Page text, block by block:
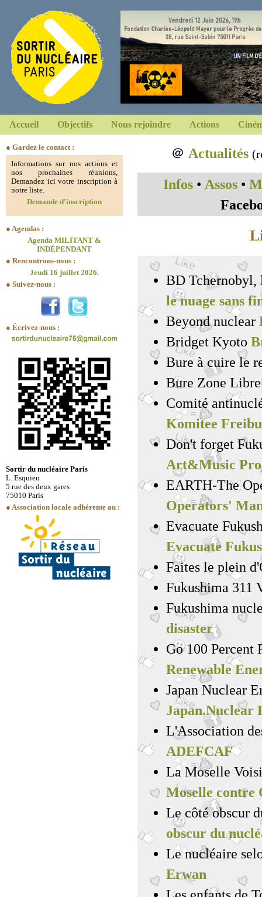
Accueil Objectifs Nous rejoindre Actions
● Gardez le contact :
Informations sur nos actions et
nos prochaines réunions,
Demandez ici votre inscription à
notre liste.
Demande d'inscription
● Agendas :
Agenda MILITANT &
INDÉPENDANT
● Rencontrons-nous :
Jeudi 16 juillet 2026.
● Suivez-nous :
● Écrivez-nous :
Sortir du nucléaire Paris
L. Esquieu
5 rue des deux gares
75010 Paris
● Association locale adhérente au :
＠ Actualités
Infos• Assos•
BD Tchernobyl,
le nuage sans
Beyond nuclear
Bridget Kyoto
Bure à cuire le
Bure Zone
Comité
Komitee
Don't forget
Art&Music
EARTH-The
Operators'
Evacuate
Evacuate
Faites le plein
Fukushima 311
Fukushima
disaster
Go 100 Percent
Renewable
Japan Nuclear
Japan.Nuclear
L'Association
ADEFCAF
La Moselle
Moselle contre
Le côté obscur
obscur du
Le nucléaire
Erwan